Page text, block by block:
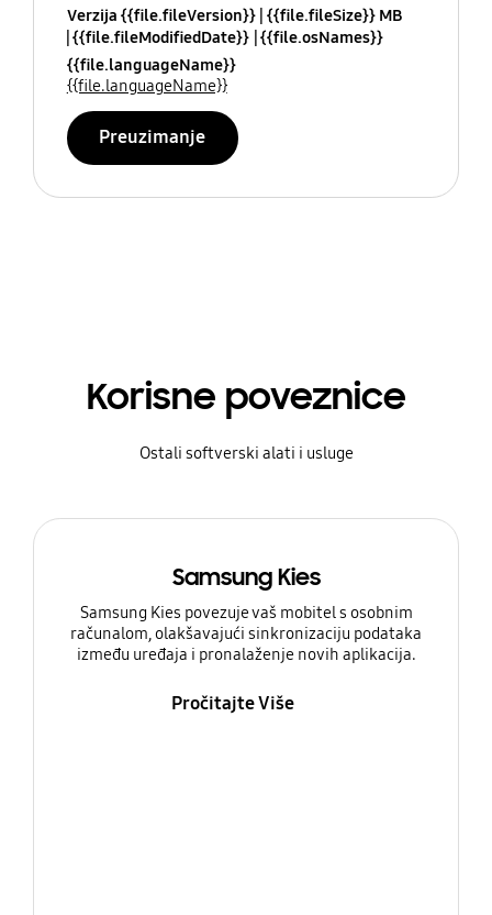
Verzija {{file.fileVersion}} {{file.fileSize}} MB
{{file.fileModifiedDate}} {{file.osNames}}
{{file.languageName}}
{{file.languageName}}
Preuzimanje
Korisne poveznice
Ostali softverski alati i usluge
Samsung Kies
Samsung Kies povezuje vaš mobitel s osobnim
računalom, olakšavajući sinkronizaciju podataka
između uređaja i pronalaženje novih aplikacija.
Pročitajte Više